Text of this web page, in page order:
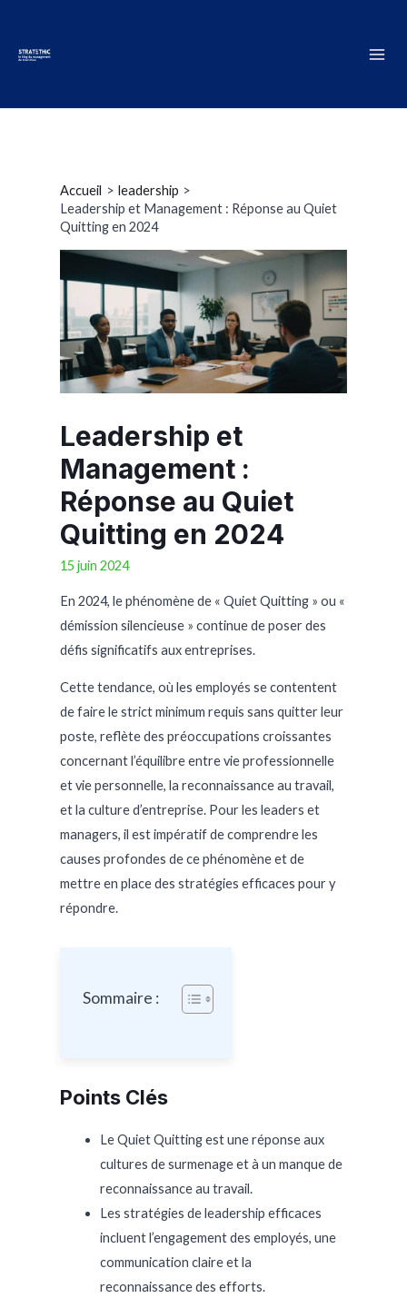
Accueil
leadership
Leadership et Management : Réponse au Quiet
Quitting en 2024
Leadership et
Management :
Réponse au Quiet
Quitting en 2024
15 juin 2024
En 2024, le phénomène de « Quiet Quitting » ou «
démission silencieuse » continue de poser des
défis significatifs aux entreprises.
Cette tendance, où les employés se contentent
de faire le strict minimum requis sans quitter leur
poste, reflète des préoccupations croissantes
concernant l’équilibre entre vie professionnelle
et vie personnelle, la reconnaissance au travail,
et la culture d’entreprise. Pour les leaders et
managers, il est impératif de comprendre les
causes profondes de ce phénomène et de
mettre en place des stratégies efficaces pour y
répondre.
Sommaire :
Points Clés
Le Quiet Quitting est une réponse aux
cultures de surmenage et à un manque de
reconnaissance au travail.
Les stratégies de leadership efficaces
incluent l’engagement des employés, une
communication claire et la
reconnaissance des efforts.